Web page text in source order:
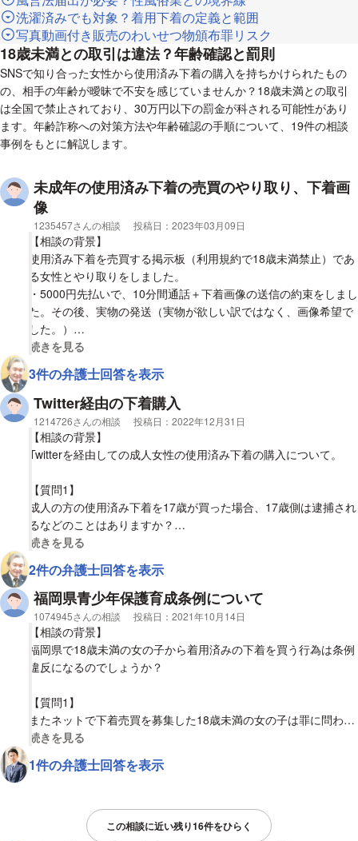
洗濯済みでも対象？着用下着の定義と範囲
写真動画付き販売のわいせつ物頒布罪リスク
18歳未満との取引は違法？年齢確認と罰則
SNSで知り合った女性から使用済み下着の購入を持ちかけられたもの
の、相手の年齢が曖昧で不安を感じていませんか？18歳未満との取引
は全国で禁止されており、30万円以下の罰金が科される可能性があり
ます。年齢詐称への対策方法や年齢確認の手順について、19件の相談
事例をもとに解説します。
未成年の使用済み下着の売買のやり取り、下着画
像
相談者
1235457さんの相談 投稿日： 2023年03月09日
【相談の背景】
使用済み下着を売買する掲示板（利用規約で18歳未満禁止）であ
る女性とやり取りをしました。
・5000円先払いで、10分間通話＋下着画像の送信の約束をしまし
た。その後、実物の発送（実物が欲しい訳ではなく、画像希望で
した。）
しかし、実際には画像のみ送られ、通話はできませんでした。
【質問1】
相手が18未満だと犯罪になりますか？
【質問2】
逆に詐欺として相手を訴えることはできますか？
視覚的に省略された相談全文の
続きを見る
3件の弁護士回答を表示
Twitter経由の下着購入
相談者
1214726さんの相談 投稿日： 2022年12月31日
【相談の背景】
Twitterを経由しての成人女性の使用済み下着の購入について。
【質問1】
成人の方の使用済み下着を17歳が買った場合、17歳側は逮捕され
るなどのことはありますか？
17歳側は家宅捜査をされるなどの可能性はあるか教えてほしいで
す。
【質問3】
販売した側と買受けた側がどちらも青少年だった場合、どのよう
な処罰になるか教えていただきたいです。
視覚的に省略された相談全文の
続きを見る
2件の弁護士回答を表示
福岡県青少年保護育成条例について
相談者
1074945さんの相談 投稿日： 2021年10月14日
【相談の背景】
福岡県で18歳未満の女の子から着用済みの下着を買う行為は条例
違反になるのでしょうか？
【質問1】
またネットで下着売買を募集した18歳未満の女の子は罪に問われ
ないのでしょうか？
視覚的に省略された相談全文の
続きを見る
1件の弁護士回答を表示
この相談に近い残り16件をひらく